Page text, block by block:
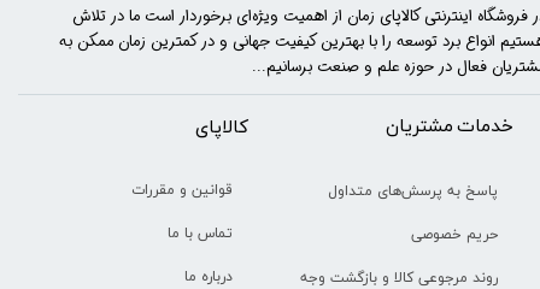
خدمات مشتریان
پاسخ به پرسش‌های متداول
حریم خصوصی
روند مرجوعی کالا و بازگشت وجه
​​کالاپای
قوانین و مقررات
تماس با ما
درباره ما
فروشگاه اینترنتی کالاپای زمان از اهمیت ویژه‌ای برخوردار است ما در تلاش
انواع برد توسعه را با​​​ بهترین کیفیت جهانی و در کمترین زمان ممکن به
فعال در حوزه علم و صنعت برسانیم...